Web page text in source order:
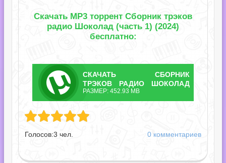
Скачать MP3 торрент Сборник трэков
радио Шоколад (часть 1) (2024)
бесплатно:
СКАЧАТЬ
ТОРРЕНТ
СБОРНИК
ТРЭКОВ РАДИО ШОКОЛАД
(ЧАСТЬ 1).TORRENT
РАЗМЕР: 452.93 MB
радио Шоколад (часть 1).torrent
Голосов:3 чел. 0 комментариев